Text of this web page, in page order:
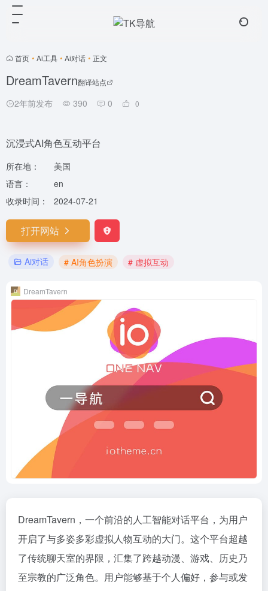
首页 • Ai工具 • Ai对话 • 正文
DreamTavern翻译站点
2年前发布 390 0 0
沉浸式AI角色互动平台
所在地：
美国
语言：
en
收录时间：
2024-07-21
打开网站
Ai对话 # AI角色扮演 # 虚拟互动
DreamTavern
DreamTavern，一个前沿的人工智能对话平台，为用户
开启了与多姿多彩虚拟人物互动的大门。这个平台超越
了传统聊天室的界限，汇集了跨越动漫、游戏、历史乃
至宗教的广泛角色。用户能够基于个人偏好，参与或发